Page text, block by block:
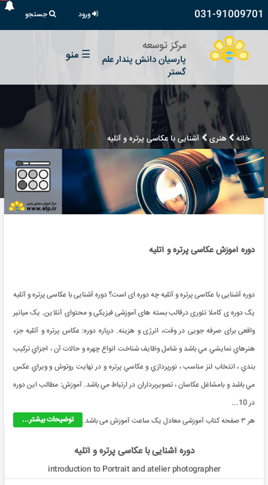
031-91009701 ورود جستجو
مرکز توسعه
پارسیان دانش پندار علم
گستر
☰ منو
خانه هنری آشنایی با عکاسی پرتره و آتلیه
دوره آموزش عکاسی پرتره و آتلیه
دوره آشنایی با عکاسی پرتره و آتلیه چه دوره ای است؟ دوره آشنایی با عکاسی پرتره و آتلیه
یک دوره ی کاملا تئوری درقالب بسته های آموزشی فیزیکی و محتوای آنلاین. یک میانبر
واقعی برای صرفه جویی در وقت، انرژی و هزینه. درباره دوره: عکاس پرتره و آتليه جزء
هنرهاي نمايشي مي باشد و شامل وظايف شناخت انواع چهره و حالات آن ، اجزاي ترکيب
بندي ، انتخاب لنز مناسب ، نورپردازي و عکاسي پرتره و در نهايت روتوش و ويراي عکس
مي باشد و بامشاغل عکاسان ، تصويربرداران در ارتباط مي باشد. آموزش: مطالب این دوره
در 10...
توضیحات بیشتر...
هر ۳ صفحه کتاب آموزشی معادل یک ساعت آموزش می باشد.
دوره آشنایی با عکاسی پرتره و آتلیه
introduction to Portrait and atelier photographer